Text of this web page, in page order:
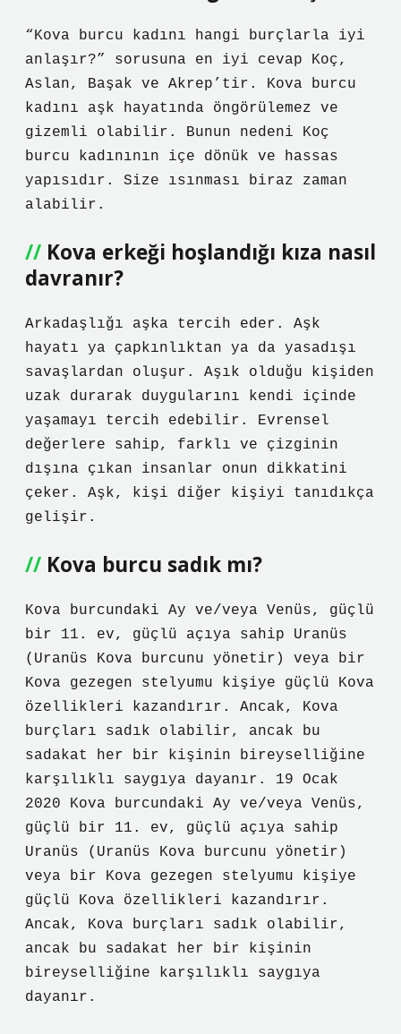
“Kova burcu kadını hangi burçlarla iyi
anlaşır?” sorusuna en iyi cevap Koç,
Aslan, Başak ve Akrep’tir. Kova burcu
kadını aşk hayatında öngörülemez ve
gizemli olabilir. Bunun nedeni Koç
burcu kadınının içe dönük ve hassas
yapısıdır. Size ısınması biraz zaman
alabilir.
Kova erkeği hoşlandığı kıza nasıl
davranır?
Arkadaşlığı aşka tercih eder. Aşk
hayatı ya çapkınlıktan ya da yasadışı
savaşlardan oluşur. Aşık olduğu kişiden
uzak durarak duygularını kendi içinde
yaşamayı tercih edebilir. Evrensel
değerlere sahip, farklı ve çizginin
dışına çıkan insanlar onun dikkatini
çeker. Aşk, kişi diğer kişiyi tanıdıkça
gelişir.
Kova burcu sadık mı?
Kova burcundaki Ay ve/veya Venüs, güçlü
bir 11. ev, güçlü açıya sahip Uranüs
(Uranüs Kova burcunu yönetir) veya bir
Kova gezegen stelyumu kişiye güçlü Kova
özellikleri kazandırır. Ancak, Kova
burçları sadık olabilir, ancak bu
sadakat her bir kişinin bireyselliğine
karşılıklı saygıya dayanır. 19 Ocak
2020 Kova burcundaki Ay ve/veya Venüs,
güçlü bir 11. ev, güçlü açıya sahip
Uranüs (Uranüs Kova burcunu yönetir)
veya bir Kova gezegen stelyumu kişiye
güçlü Kova özellikleri kazandırır.
Ancak, Kova burçları sadık olabilir,
ancak bu sadakat her bir kişinin
bireyselliğine karşılıklı saygıya
dayanır.